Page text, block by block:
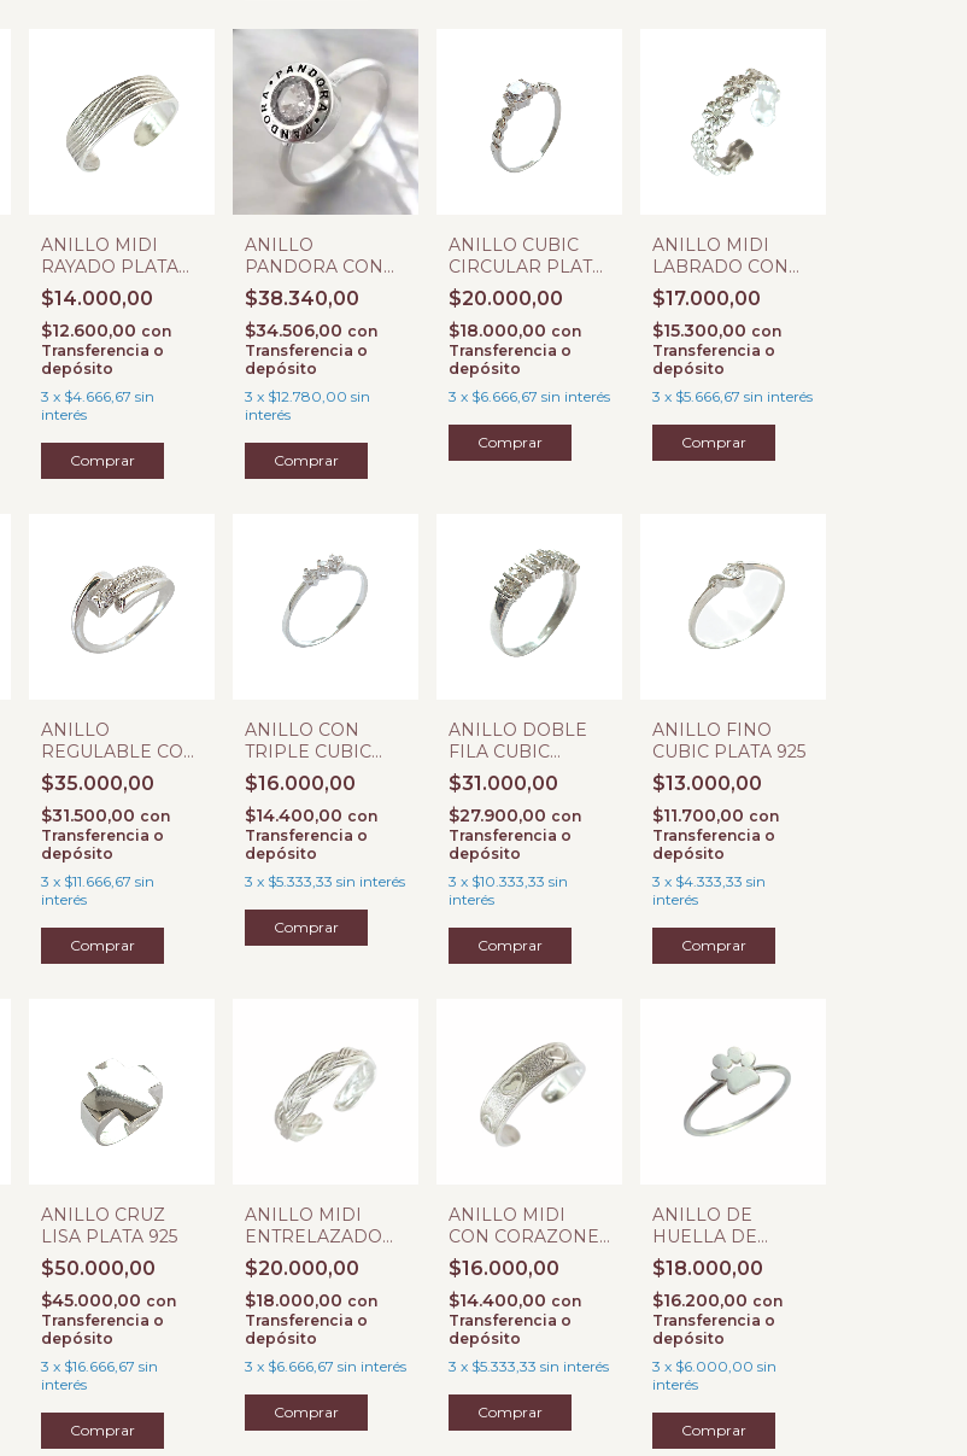
ANILLO MIDI
RAYADO PLATA
925
$14.000,00
$12.600,00 con
Transferencia o
depósito
3 x $4.666,67 sin
interés
ANILLO
PANDORA CON
CUBIC #
$38.340,00
$34.506,00 con
Transferencia o
depósito
3 x $12.780,00 sin
interés
Comprar
ANILLO CUBIC
CIRCULAR PLATA
925
$20.000,00
$18.000,00 con
Transferencia o
depósito
3 x $6.666,67 sin interés
Comprar
ANILLO MIDI
LABRADO CON
FLORES PLATA
925
$17.000,00
$15.300,00 con
Transferencia o
depósito
3 x $5.666,67 sin interés
ANILLO
REGULABLE CON
MICROPAVE
$35.000,00
$31.500,00 con
Transferencia o
depósito
3 x $11.666,67 sin
interés
ANILLO CON
TRIPLE CUBIC
PLATA 925
$16.000,00
$14.400,00 con
Transferencia o
depósito
3 x $5.333,33 sin interés
Comprar
ANILLO DOBLE
FILA CUBIC
PLATA 925
$31.000,00
$27.900,00 con
Transferencia o
depósito
3 x $10.333,33 sin
interés
Comprar
ANILLO FINO
CUBIC PLATA 925
$13.000,00
$11.700,00 con
Transferencia o
depósito
3 x $4.333,33 sin
interés
Comprar
ANILLO CRUZ
LISA PLATA 925
$50.000,00
$45.000,00 con
Transferencia o
depósito
3 x $16.666,67 sin
interés
Comprar
ANILLO MIDI
ENTRELAZADO
PLATA 925
$20.000,00
$18.000,00 con
Transferencia o
depósito
3 x $6.666,67 sin interés
ANILLO MIDI
CON CORAZONES
PLATA 925
$16.000,00
$14.400,00 con
Transferencia o
depósito
3 x $5.333,33 sin interés
ANILLO DE
HUELLA DE
PERRO PLATA
925
$18.000,00
$16.200,00 con
Transferencia o
depósito
3 x $6.000,00 sin
interés
Comprar